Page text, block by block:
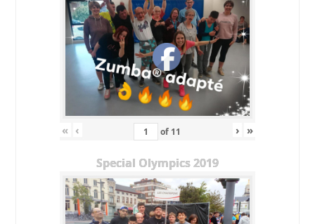
« ‹ of 11 › »
Special Olympics 2019